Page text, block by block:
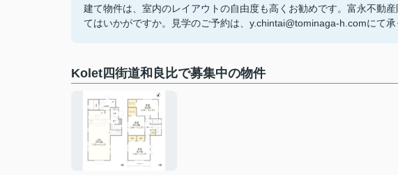
建て物件は、室内のレイアウトの自由度も高くお勧めです。富永不動
てはいかがですか。見学のご予約は、y.chintai@tominaga-h.comにて承
Kolet四街道和良比で募集中の物件